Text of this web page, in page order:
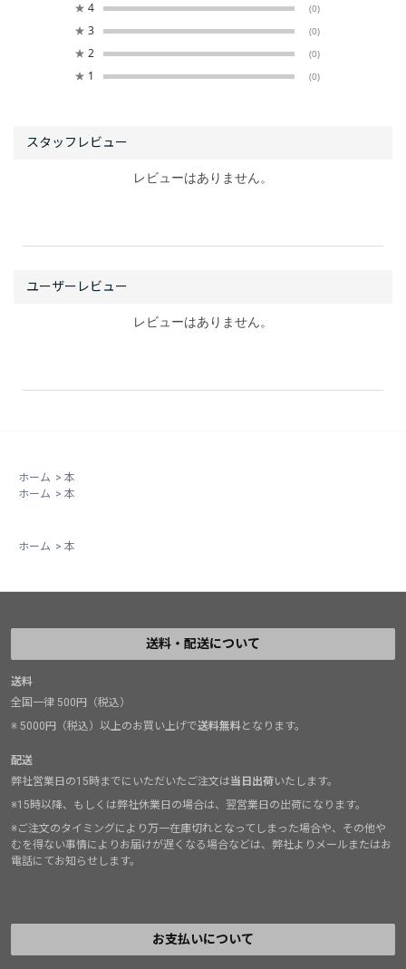
★ 4 (0)
★ 3 (0)
★ 2 (0)
★ 1 (0)
レビューはありません。
レビューはありません。
ホーム > 本
ホーム > 本
ホーム > 本
送料・配送について
送料
全国一律 500円（税込）
※ 5000円（税込）以上のお買い上げで送料無料となります。
配送
弊社営業日の15時までにいただいたご注文は当日出荷いたします。
※15時以降、もしくは弊社休業日の場合は、翌営業日の出荷になります。
※ご注文のタイミングにより万一在庫切れとなってしまった場合や、その他や
むを得ない事情によりお届けが遅くなる場合などは、弊社よりメールまたはお
電話にてお知らせします。
お支払いについて